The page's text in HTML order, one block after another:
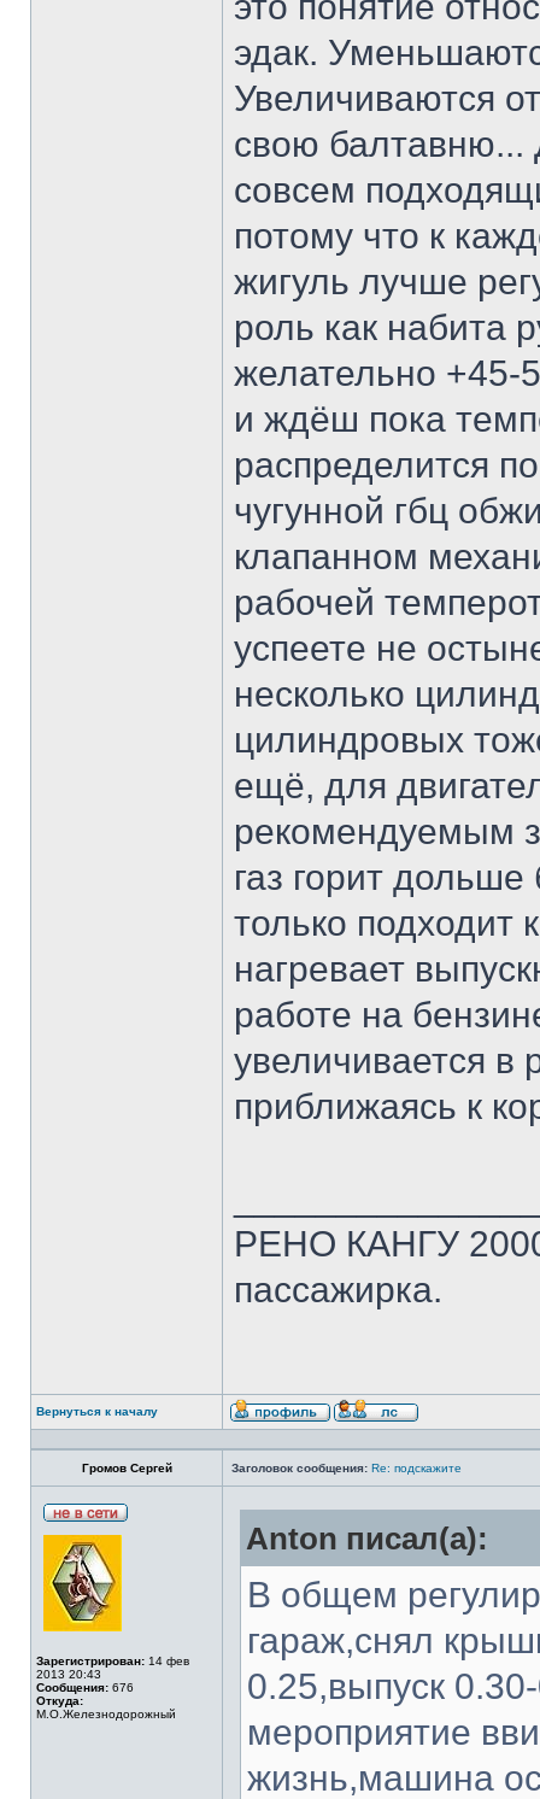
эдак.
Увеличиваются
свою балтавню...
совсем
потому что к
жигуль лучше
роль как набита
желательно +45-
и ждёш пока
распределится
чугунной гбц
клапанном
рабочей
успеете не
несколько
цилиндровых
ещё, для
рекомендуемым
газ горит
только подходит
нагревает
работе на
увеличивается в
приближаясь к
РЕНО КАНГУ 2000
пассажирка.
Вернуться к началу
Громов Сергей Заголовок сообщения: Re: подскажите
Зарегистрирован: 14 фев
2013 20:43
Сообщения: 676
Откуда:
М.О.Железнодорожный
Anton писал(а):
В общем
гараж,снял
0.25,выпуск
мероприятие
жизнь,машина